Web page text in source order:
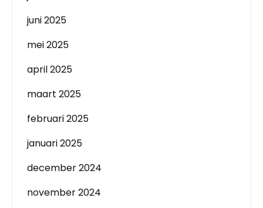
juni 2025
mei 2025
april 2025
maart 2025
februari 2025
januari 2025
december 2024
november 2024